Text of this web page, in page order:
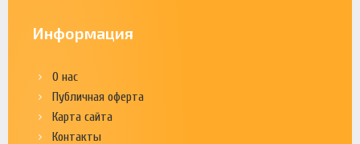
Информация
О нас
Публичная оферта
Карта сайта
Контакты